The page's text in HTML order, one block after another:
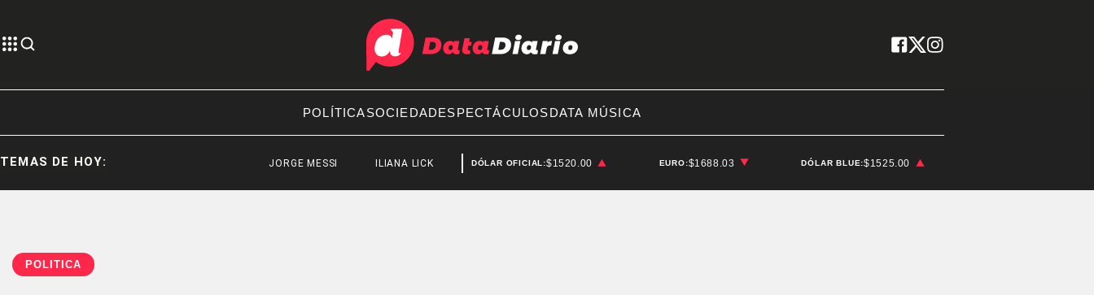
POLÍTICASOCIEDADESPECTÁCULOSDATA MÚSICA
TEMAS DE HOY: JORGE MESSI ILIANA LICK ESTADOS UNIDOS
DÓLAR OFICIAL:$1520.00 EURO:$1688.03 DÓLAR BLUE:$1525.00
POLÍTICA